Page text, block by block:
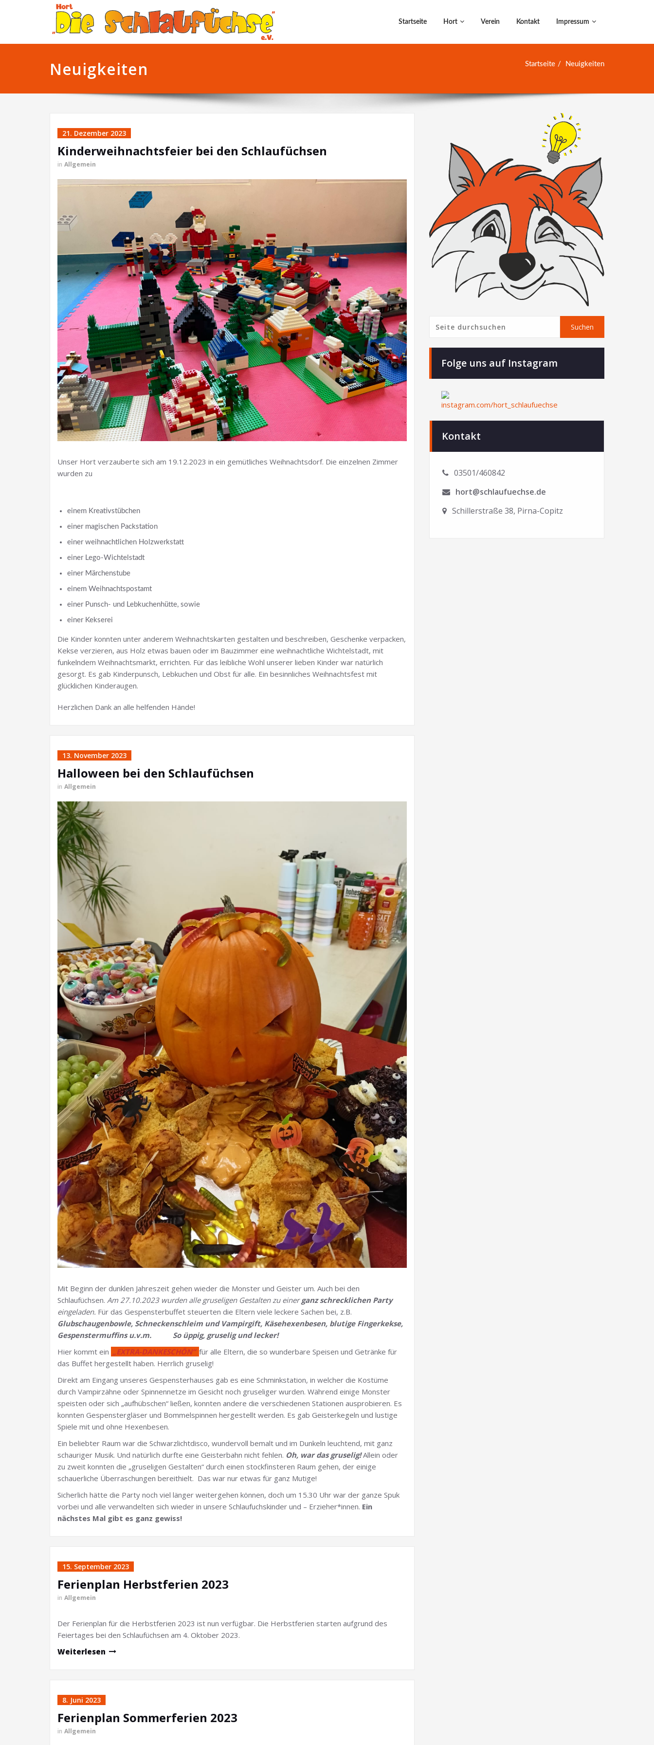
Startseite Hort Verein Kontakt Impressum
Neuigkeiten Startseite Neuigkeiten
21. Dezember 2023
Kinderweihnachtsfeier bei den Schlaufüchsen
in Allgemein
Unser Hort verzauberte sich am 19.12.2023 in ein gemütliches Weihnachtsdorf. Die einzelnen Zimmer
wurden zu
einem Kreativstübchen
einer magischen Packstation
einer weihnachtlichen Holzwerkstatt
einer Lego-Wichtelstadt
einer Märchenstube
einem Weihnachtspostamt
einer Punsch- und Lebkuchenhütte, sowie
einer Kekserei
Die Kinder konnten unter anderem Weihnachtskarten gestalten und beschreiben, Geschenke verpacken,
Kekse verzieren, aus Holz etwas bauen oder im Bauzimmer eine weihnachtliche Wichtelstadt, mit
funkelndem Weihnachtsmarkt, errichten. Für das leibliche Wohl unserer lieben Kinder war natürlich
gesorgt. Es gab Kinderpunsch, Lebkuchen und Obst für alle. Ein besinnliches Weihnachtsfest mit
glücklichen Kinderaugen.
Herzlichen Dank an alle helfenden Hände!
13. November 2023
Halloween bei den Schlaufüchsen
in Allgemein
Mit Beginn der dunklen Jahreszeit gehen wieder die Monster und Geister um. Auch bei den
Schlaufüchsen. Am 27.10.2023 wurden alle gruseligen Gestalten zu einerganz schrecklichen Party
eingeladen. Für das Gespensterbuffet steuerten die Eltern viele leckere Sachen bei, z.B.
Glubschaugenbowle, Schneckenschleim und Vampirgift, Käsehexenbesen, blutige Fingerkekse,
Gespenstermuffins u.v.m. So üppig, gruselig und lecker!
Hier kommt ein „EXTRA-DANKESCHÖN“ für alle Eltern, die so wunderbare Speisen und Getränke für
das Buffet hergestellt haben. Herrlich gruselig!
Direkt am Eingang unseres Gespensterhauses gab es eine Schminkstation, in welcher die Kostüme
durch Vampirzähne oder Spinnennetze im Gesicht noch gruseliger wurden. Während einige Monster
speisten oder sich „aufhübschen“ ließen, konnten andere die verschiedenen Stationen ausprobieren. Es
konnten Gespenstergläser und Bommelspinnen hergestellt werden. Es gab Geisterkegeln und lustige
Spiele mit und ohne Hexenbesen.
Ein beliebter Raum war die Schwarzlichtdisco, wundervoll bemalt und im Dunkeln leuchtend, mit ganz
schauriger Musik. Und natürlich durfte eine Geisterbahn nicht fehlen. Oh, war das gruselig!Allein oder
zu zweit konnten die „gruseligen Gestalten“ durch einen stockfinsteren Raum gehen, der einige
schauerliche Überraschungen bereithielt. Das war nur etwas für ganz Mutige!
Sicherlich hätte die Party noch viel länger weitergehen können, doch um 15.30 Uhr war der ganze Spuk
vorbei und alle verwandelten sich wieder in unsere Schlaufuchskinder und – Erzieher*innen. Ein
nächstes Mal gibt es ganz gewiss!
15. September 2023
Ferienplan Herbstferien 2023
in Allgemein
Der Ferienplan für die Herbstferien 2023 ist nun verfügbar. Die Herbstferien starten aufgrund des
Feiertages bei den Schlaufüchsen am 4. Oktober 2023.
Weiterlesen
8. Juni 2023
Ferienplan Sommerferien 2023
in Allgemein
Suchen
Folge uns auf Instagram
Kontakt
03501/460842
hort@schlaufuechse.de
Schillerstraße 38, Pirna-Copitz